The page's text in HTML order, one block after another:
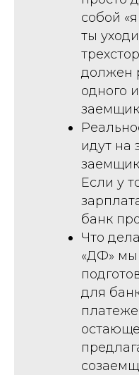
собой
ты
должен
одного
идут на
Если у
банк
Что
«ДФ» мы
для